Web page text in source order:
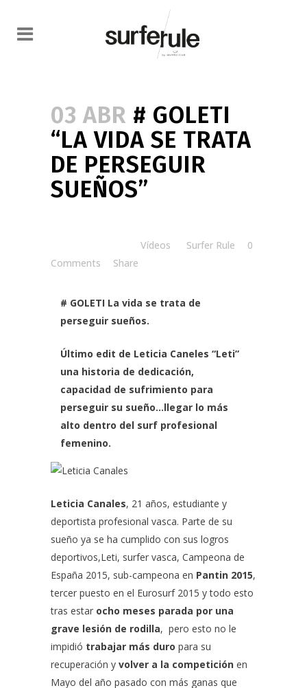
03 ABR # GOLETI
“LA VIDA SE TRATA
DE PERSEGUIR
SUEÑOS”
Vídeos Surfer Rule
0
Comments
Share
# GOLETI La vida se trata de
perseguir sueños.
Último edit de Leticia Caneles “Leti”
una historia de dedicación,
capacidad de sufrimiento para
perseguir su sueño…llegar lo más
alto dentro del surf profesional
femenino.
Leticia Canales, 21 años, estudiante y
deportista profesional vasca. Parte de su
sueño ya se ha cumplido con sus logros
deportivos,Leti, surfer vasca, Campeona de
España 2015, sub-campeona en Pantin 2015,
tercer puesto en el Eurosurf 2015 y todo esto
tras estar ocho meses parada por una
grave lesión de rodilla, pero esto no le
impidió trabajar más duro para su
recuperación y volver a la competición en
Mayo del año pasado con más ganas que